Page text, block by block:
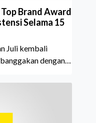
Brand Award
Selama 15
Juli kembali
dengan
menjadi semakin